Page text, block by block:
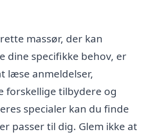
massør, der kan
dine specifikke behov, er
læse anmeldelser,
forskellige tilbydere og
specialer kan du finde
passer til dig. Glem ikke at